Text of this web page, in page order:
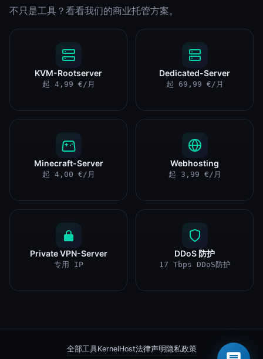
不只是工具？看看我们的商业托管方案。
KVM-Rootserver
起 4,99 €/月
Dedicated-Server
起 69,99 €/月
Minecraft-Server
起 4,00 €/月
Webhosting
起 3,99 €/月
Private VPN-Server
专用 IP
DDoS 防护
17 Tbps DDoS防护
全部工具KernelHost法律声明 隐私政策